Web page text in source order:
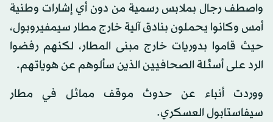
واصطف رجال بملابس رسمية من دون أي إشارات وطنية
أمس وكانوا يحملون بنادق آلية خارج مطار سيمفيروبول،
حيث قاموا بدوريات خارج مبنى المطار، لكنهم رفضوا
الرد على أسئلة الصحافيين الذين سألوهم عن هوياتهم.
ووردت أنباء عن حدوث موقف مماثل في مطار
سيفاستابول العسكري.